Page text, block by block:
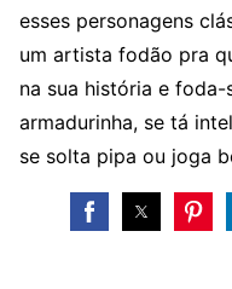
esses personagens
um artista fodão pra
na sua história e
armadurinha, se tá
se solta pipa ou joga